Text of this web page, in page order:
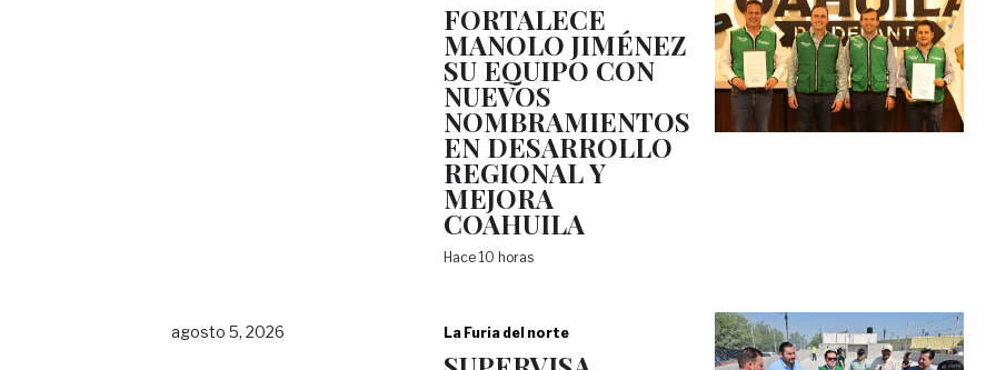
FORTALECE
MANOLO JIMÉNEZ
SU EQUIPO CON
NUEVOS
NOMBRAMIENTOS
EN DESARROLLO
REGIONAL Y
MEJORA
COAHUILA
Hace 10 horas
agosto 5, 2026 La Furia del norte